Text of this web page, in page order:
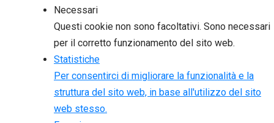
Necessari
Questi cookie non sono facoltativi. Sono necessari
per il corretto funzionamento del sito web.
Statistiche
Per consentirci di migliorare la funzionalità e la
struttura del sito web, in base all'utilizzo del sito
web stesso.